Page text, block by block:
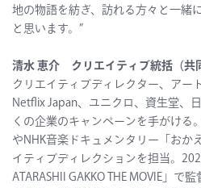
地の物語を紡ぎ、訪れる方々と一緒
と思います。”
清水 恵介 クリエイティブ統括（共
クリエイティブディレクター、アー
Netflix Japan、ユニクロ、資生堂、
くの企業のキャンペーンを手がける。
やNHK音楽ドキュメンタリー「おか
イティブディレクションを担当。
ATARASHII GAKKO THE MOVIE」で